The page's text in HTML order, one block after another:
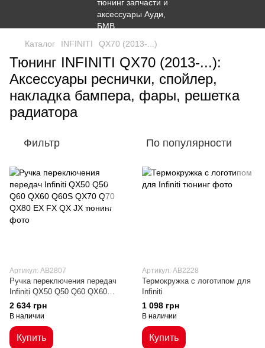
Каталог INFINITI QX70 (2013-...)
Тюнинг INFINITI QX70 (2013-...):
Аксессуары реснички, спойлер,
накладка бампера, фары, решетка
радиатора
Фильтр По популярности
Артикул: AB2807
Ручка переключения передач
Infiniti QX50 Q50 Q60 QX60
Q60S QX70 Q70 QX80 EX FX
QX JX
2 634 грн
В наличии
Купить
Артикул: AB2228
Термокружка с логотипом для
Infiniti
1 098 грн
В наличии
Купить